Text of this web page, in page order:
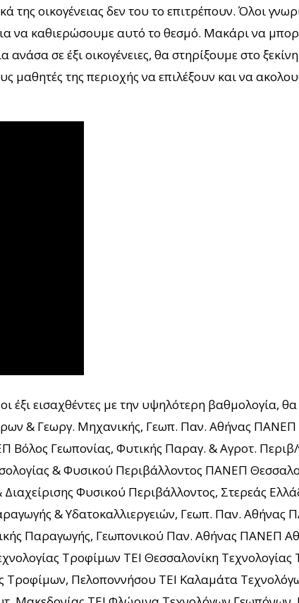
οικογένειας δεν του το επιτρέπουν. Όλοι
να καθιερώσουμε αυτό το θεσμό. Μακάρι να
σε έξι οικογένειες, θα στηρίξουμε στο
μαθητές της περιοχής να επιλέξουν και να
έξι εισαχθέντες με την υψηλότερη βαθμολογία,
& Γεωργ. Μηχανικής, Γεωπ. Παν. Αθήνας
Βόλος Γεωπονίας, Φυτικής Παραγ. & Αγροτ.
& Φυσικού Περιβάλλοντος ΠΑΝΕΠ
Φυσικού Περιβάλλοντος, Στερεάς
& Υδατοκαλλιεργειών, Γεωπ. Παν. Αθήνας
Παραγωγής, Γεωπονικού Παν. Αθήνας ΠΑΝΕΠ
Τροφίμων ΤΕΙ Θεσσαλονίκη
Τροφίμων, Πελοποννήσου ΤΕΙ Καλαμάτα